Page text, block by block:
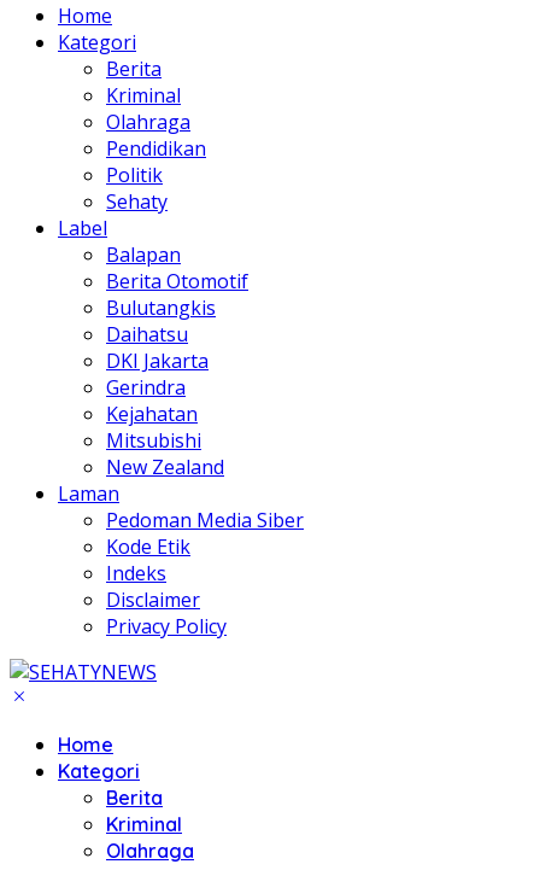
Home
Kategori
Berita
Kriminal
Olahraga
Pendidikan
Politik
Sehaty
Label
Balapan
Berita Otomotif
Bulutangkis
Daihatsu
DKI Jakarta
Gerindra
Kejahatan
Mitsubishi
New Zealand
Laman
Pedoman Media Siber
Kode Etik
Indeks
Disclaimer
Privacy Policy
Home
Kategori
Berita
Kriminal
Olahraga